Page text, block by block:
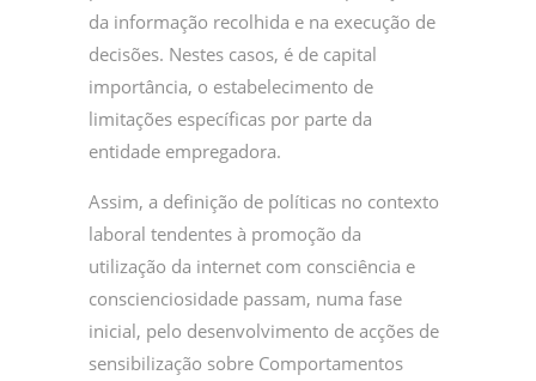
da informação recolhida e na execução de
decisões. Nestes casos, é de capital
importância, o estabelecimento de
limitações específicas por parte da
entidade empregadora.
Assim, a definição de políticas no contexto
laboral tendentes à promoção da
utilização da internet com consciência e
conscienciosidade passam, numa fase
inicial, pelo desenvolvimento de acções de
sensibilização sobre Comportamentos